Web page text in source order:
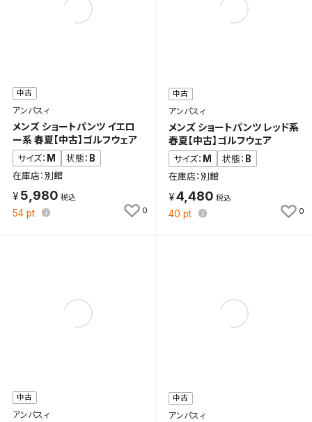
中古
アンパスィ
メンズ ショートパンツ イエロ
ー系 春夏【中古】ゴルフウェア
サイズ： M 状態： B
在庫店：別館
5,980
54 pt 0
中古
アンパスィ
メンズ ショートパンツ レッド系
春夏【中古】ゴルフウェア
サイズ： M 状態： B
在庫店：別館
4,480
40 pt 0
中古
アンパスィ
中古
アンパスィ